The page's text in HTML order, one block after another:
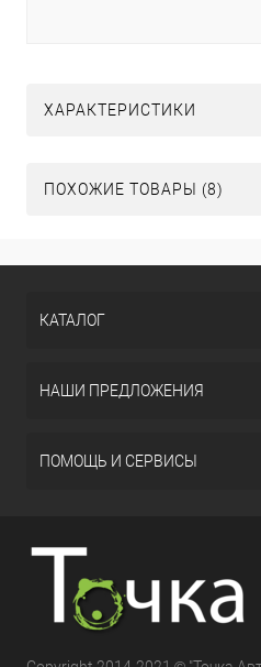
ХАРАКТЕРИСТИКИ
ПОХОЖИЕ ТОВАРЫ (8)
КАТАЛОГ
НАШИ ПРЕДЛОЖЕНИЯ
ПОМОЩЬ И СЕРВИСЫ